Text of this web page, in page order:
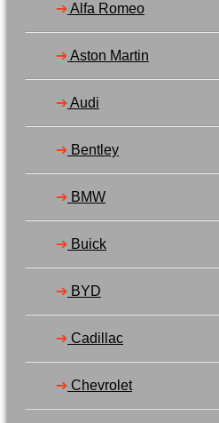
Garanti
Svenska
Suomi
Varukorg /0,00kr 0
Inga produkter i varukorgen.
➔Alfa Romeo
➔Aston Martin
➔Audi
➔ Bentley
➔ BMW
➔ Buick
➔ BYD
➔ Cadillac
➔ Chevrolet